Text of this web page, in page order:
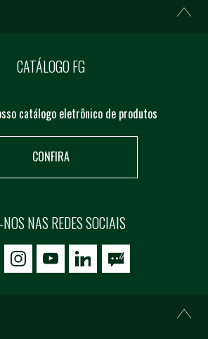
CATÁLOGO FG
catálogo eletrônico de produtos
CONFIRA
NAS REDES SOCIAIS
facebook
icon-social02icon-social03